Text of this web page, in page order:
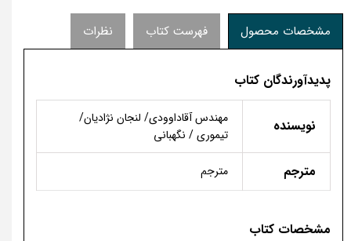
مشخصات محصول فهرست کتاب نظرات
پدیدآورندگان کتاب
نویسنده
مهندس آقاداوودی/ لنجان­ نژادیان/
تیموری / نگهبانی
مترجم مترجم
مشخصات کتاب